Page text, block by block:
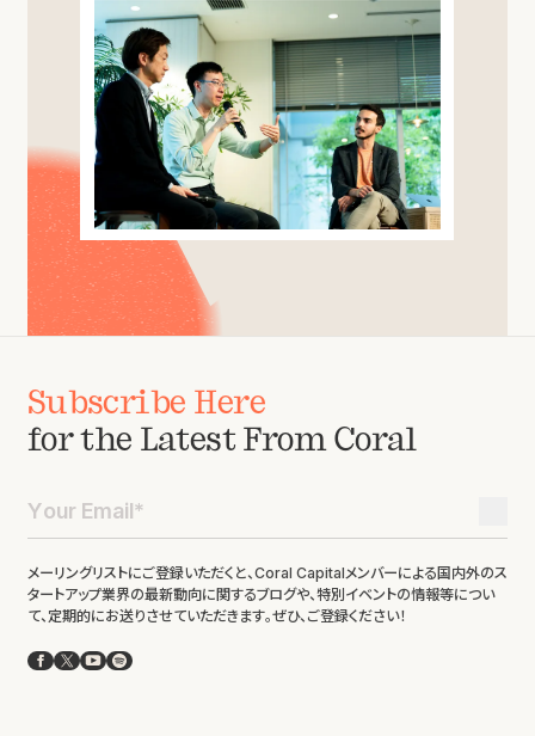
Subscribe Here
for the Latest From Coral
メーリングリストにご登録いただくと、Coral Capitalメンバーによる国内外のス
タートアップ業界の最新動向に関するブログや、特別イベントの情報等につい
て、定期的にお送りさせていただきます。ぜひ、ご登録ください！
Facebook
X YouTube
Spotify